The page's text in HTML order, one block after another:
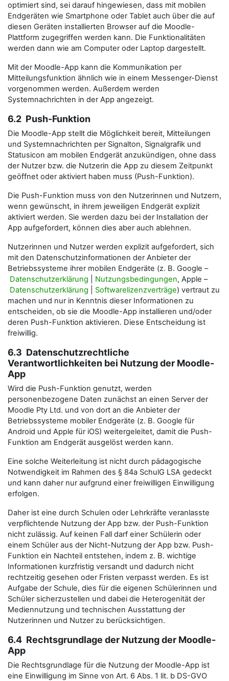
optimiert sind, sei darauf hingewiesen, dass mit mobilen
Endgeräten wie Smartphone oder Tablet auch über die auf
diesen Geräten installierten Browser auf die Moodle-
Plattform zugegriffen werden kann. Die Funktionalitäten
werden dann wie am Computer oder Laptop dargestellt.
Mit der Moodle-App kann die Kommunikation per
Mitteilungsfunktion ähnlich wie in einem Messenger-Dienst
vorgenommen werden. Außerdem werden
Systemnachrichten in der App angezeigt.
6.2 Push-Funktion
Die Moodle-App stellt die Möglichkeit bereit, Mitteilungen
und Systemnachrichten per Signalton, Signalgrafik und
Statusicon am mobilen Endgerät anzukündigen, ohne dass
der Nutzer bzw. die Nutzerin die App zu diesem Zeitpunkt
geöffnet oder aktiviert haben muss (Push-Funktion).
Die Push-Funktion muss von den Nutzerinnen und Nutzern,
wenn gewünscht, in ihrem jeweiligen Endgerät explizit
aktiviert werden. Sie werden dazu bei der Installation der
App aufgefordert, können dies aber auch ablehnen.
Nutzerinnen und Nutzer werden explizit aufgefordert, sich
mit den Datenschutzinformationen der Anbieter der
Betriebssysteme ihrer mobilen Endgeräte (z. B. Google –
Datenschutzerklärung
Nutzungsbedingungen, Apple –
Datenschutzerklärung
Softwarelizenzverträge) vertraut zu
machen und nur in Kenntnis dieser Informationen zu
entscheiden, ob sie die Moodle-App installieren und/oder
deren Push-Funktion aktivieren. Diese Entscheidung ist
freiwillig.
6.3 Datenschutzrechtliche
Verantwortlichkeiten bei Nutzung der Moodle-
App
Wird die Push-Funktion genutzt, werden
personenbezogene Daten zunächst an einen Server der
Moodle Pty Ltd. und von dort an die Anbieter der
Betriebssysteme mobiler Endgeräte (z. B. Google für
Android und Apple für iOS) weitergeleitet, damit die Push-
Funktion am Endgerät ausgelöst werden kann.
Eine solche Weiterleitung ist nicht durch pädagogische
Notwendigkeit im Rahmen des § 84a SchulG LSA gedeckt
und kann daher nur aufgrund einer freiwilligen Einwilligung
erfolgen.
Daher ist eine durch Schulen oder Lehrkräfte veranlasste
verpflichtende Nutzung der App bzw. der Push-Funktion
nicht zulässig. Auf keinen Fall darf einer Schülerin oder
einem Schüler aus der Nicht-Nutzung der App bzw. Push-
Funktion ein Nachteil entstehen, indem z. B. wichtige
Informationen kurzfristig versandt und dadurch nicht
rechtzeitig gesehen oder Fristen verpasst werden. Es ist
Aufgabe der Schule, dies für die eigenen Schülerinnen und
Schüler sicherzustellen und dabei die Heterogenität der
Mediennutzung und technischen Ausstattung der
Nutzerinnen und Nutzer zu berücksichtigen.
6.4 Rechtsgrundlage der Nutzung der Moodle-
App
Die Rechtsgrundlage für die Nutzung der Moodle-App ist
eine Einwilligung im Sinne von Art. 6 Abs. 1 lit. b DS-GVO